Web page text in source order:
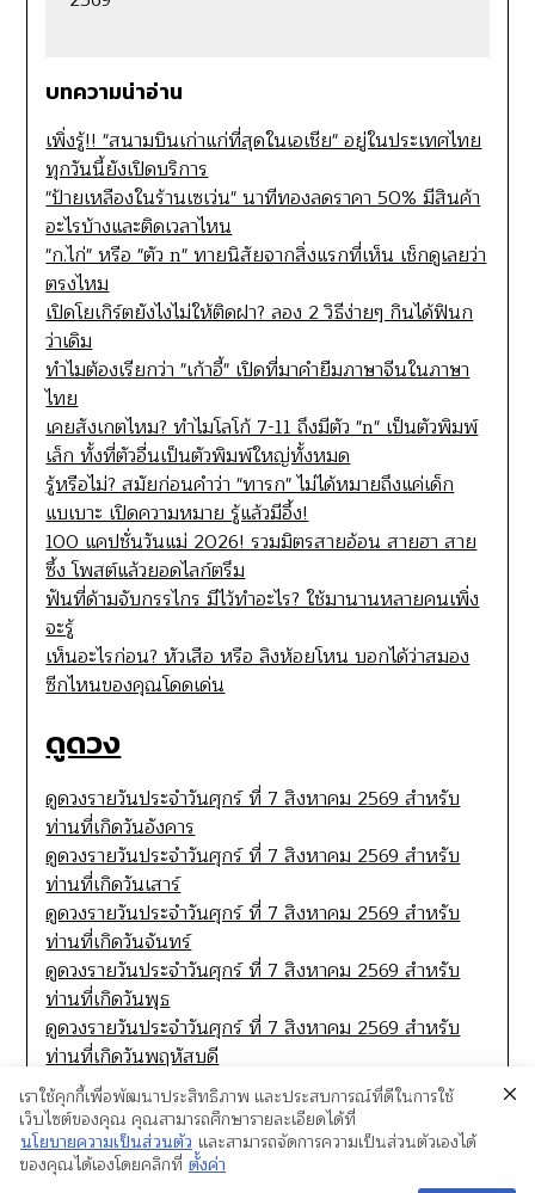
บทความน่าอ่าน
เพิ่งรู้!! "สนามบินเก่าแก่ที่สุดในเอเชีย" อยู่ในประเทศไทย
ทุกวันนี้ยังเปิดบริการ
"ป้ายเหลืองในร้านเซเว่น" นาทีทองลดราคา 50% มีสินค้า
อะไรบ้างและติดเวลาไหน
"ก.ไก่" หรือ "ตัว n" ทายนิสัยจากสิ่งแรกที่เห็น เช็กดูเลยว่า
ตรงไหม
เปิดโยเกิร์ตยังไงไม่ให้ติดฝา? ลอง 2 วิธีง่ายๆ กินได้ฟินก
ว่าเดิม
ทำไมต้องเรียกว่า "เก้าอี้" เปิดที่มาคำยืมภาษาจีนในภาษา
ไทย
เคยสังเกตไหม? ทำไมโลโก้ 7-11 ถึงมีตัว "n" เป็นตัวพิมพ์
เล็ก ทั้งที่ตัวอื่นเป็นตัวพิมพ์ใหญ่ทั้งหมด
รู้หรือไม่? สมัยก่อนคำว่า "ทารก" ไม่ได้หมายถึงแค่เด็ก
แบเบาะ เปิดความหมาย รู้แล้วมีอึ้ง!
100 แคปชั่นวันแม่ 2026! รวมมิตรสายอ้อน สายฮา สาย
ซึ้ง โพสต์แล้วยอดไลก์ตรึม
ฟันที่ด้ามจับกรรไกร มีไว้ทำอะไร? ใช้มานานหลายคนเพิ่ง
จะรู้
เห็นอะไรก่อน? หัวเสือ หรือ ลิงห้อยโหน บอกได้ว่าสมอง
ซีกไหนของคุณโดดเด่น
ดูดวง
ดูดวงรายวันประจำวันศุกร์ ที่ 7 สิงหาคม 2569 สำหรับ
ท่านที่เกิดวันอังคาร
ดูดวงรายวันประจำวันศุกร์ ที่ 7 สิงหาคม 2569 สำหรับ
ท่านที่เกิดวันเสาร์
ดูดวงรายวันประจำวันศุกร์ ที่ 7 สิงหาคม 2569 สำหรับ
ท่านที่เกิดวันจันทร์
ดูดวงรายวันประจำวันศุกร์ ที่ 7 สิงหาคม 2569 สำหรับ
ท่านที่เกิดวันพุธ
ดูดวงรายวันประจำวันศุกร์ ที่ 7 สิงหาคม 2569 สำหรับ
ท่านที่เกิดวันพฤหัสบดี
เราใช้คุกกี้เพื่อพัฒนาประสิทธิภาพ และประสบการณ์ที่ดีในการใช้
เว็บไซต์ของคุณ คุณสามารถศึกษารายละเอียดได้ที่
นโยบายความเป็นส่วนตัว และสามารถจัดการความเป็นส่วนตัวเองได้
ของคุณได้เองโดยคลิกที่ ตั้งค่า